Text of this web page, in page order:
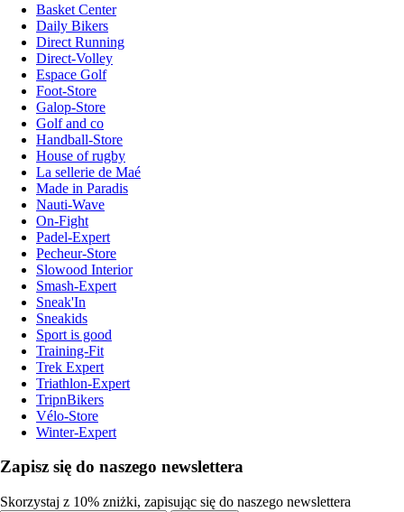
Basket Center
Daily Bikers
Direct Running
Direct-Volley
Espace Golf
Foot-Store
Galop-Store
Golf and co
Handball-Store
House of rugby
La sellerie de Maé
Made in Paradis
Nauti-Wave
On-Fight
Padel-Expert
Pecheur-Store
Slowood Interior
Smash-Expert
Sneak'In
Sneakids
Sport is good
Training-Fit
Trek Expert
Triathlon-Expert
TripnBikers
Vélo-Store
Winter-Expert
Zapisz się do naszego newslettera
Skorzystaj z 10% zniżki, zapisując się do naszego newslettera